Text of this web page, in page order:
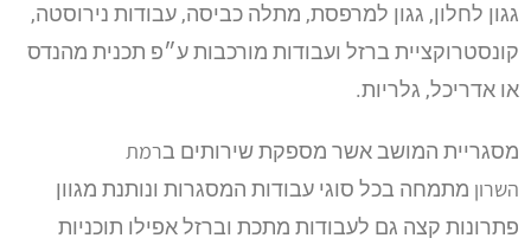
גגון לחלון, גגון למרפסת, מתלה כביסה, עבודות נירוסטה,
קונסטרוקציית ברזל ועבודות מורכבות ע״פ תכנית מהנדס
או אדריכל, גלריות.
מסגריית המושב אשר מספקת שירותים ברמת
השרון מתמחה בכל סוגי עבודות המסגרות ונותנת מגוון
פתרונות קצה גם לעבודות מתכת וברזל אפילו תוכניות